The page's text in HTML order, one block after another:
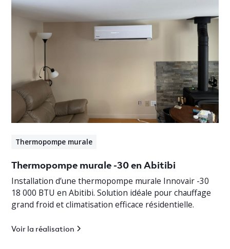
Thermopompe murale
Thermopompe murale -30 en Abitibi
Installation d’une thermopompe murale Innovair -30
18 000 BTU en Abitibi. Solution idéale pour chauffage
grand froid et climatisation efficace résidentielle.
Voir la réalisation